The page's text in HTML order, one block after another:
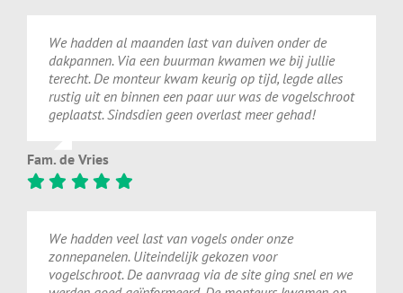
We hadden al maanden last van duiven onderde
dakpannen. Via een buurman kwamen we bij jullie
terecht. De monteur kwam keurig op tijd, legdealles
rustig uiten binnen een paar uur was de vogelschroot
geplaatst.Sindsdien geen overlast meergehad!
Fam. de Vries
We hadden veel last van vogels onder onze
zonnepanelen. Uiteindelijk gekozen voor
vogelschroot. De aanvraag via de site ging snel en we